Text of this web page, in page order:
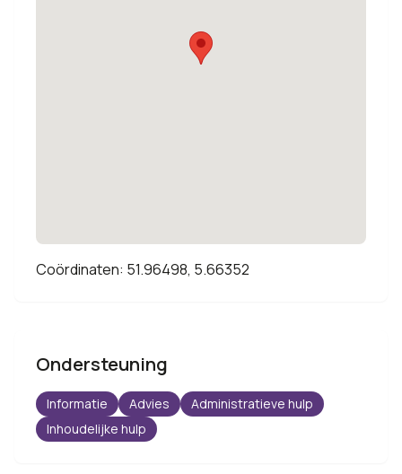
Coördinaten: 51.96498, 5.66352
Ondersteuning
Informatie Advies
Administratieve hulp
Inhoudelijke hulp